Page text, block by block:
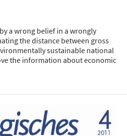
a wrong belief in a wrongly
the distance between gross
sustainable national
the information about economic